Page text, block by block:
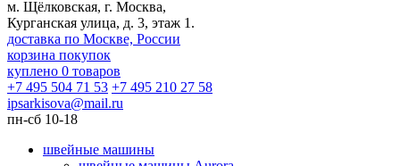
м. Щёлковская, г. Москва,
Курганская улица, д. 3, этаж 1.
доставка по Москве, России
корзина покупок
куплено 0 товаров
+7 495 504 71 53 +7 495 210 27 58
ipsarkisova@mail.ru
пн-сб 10-18
швейные машины